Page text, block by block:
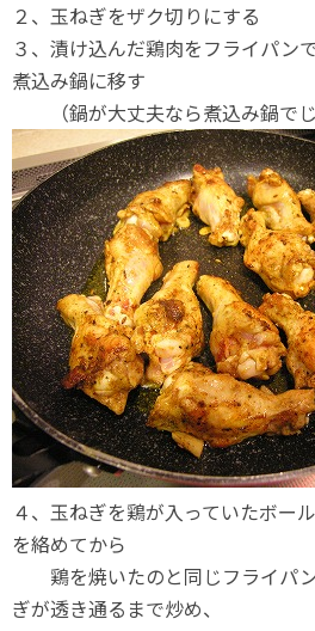
２、玉ねぎをザク切りにする
３、漬け込んだ鶏肉をフライパン
煮込み鍋に移す
（鍋が大丈夫なら煮込み鍋でじ
４、玉ねぎを鶏が入っていたボー
を絡めてから
鶏を焼いたのと同じフライパ
ぎが透き通るまで炒め、